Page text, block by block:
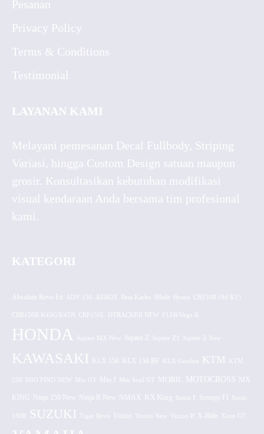
Pesanan
Privacy Policy
Terms & Conditions
Testimonial
LAYANAN KAMI
Melayani pemesanan Decal Fullbody, Striping
Variasi, hingga Custom Design satuan maupun
grosir. Konsultasikan kebutuhan modifikasi
visual kendaraan Anda bersama tim profesional
kami.
KATEGORI
Absolute Revo Fit ADV 150 AEROX CB150R Old K15
CBR150R K45G/K45N CRF150L DTRACKER NEW F1ZR/Vega R
HONDA Jupiter MX New Jupiter Z Jupiter Z1 Jupiter Z New
KAWASAKI KLX 150 KLX 150 BF KLX Gordon KTM KTM
250 MIO FINO NEW Mio GT Mio J Mio Soul GT MOBIL MOTOCROSS MX
KING Ninja 250 New Ninja R New NMAX RX King Satria F Scoopy FI Sonic
150R SUZUKI Tiger Revo Vixion Vixion New Vixion R X-Ride Xeon GT